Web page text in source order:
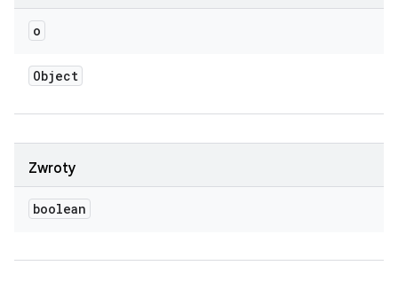
o
Object
Zwroty
boolean